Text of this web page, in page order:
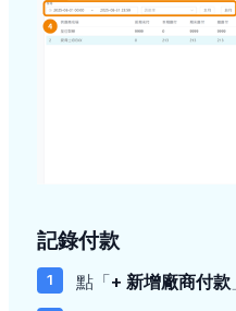
記錄付款
點「+ 新增廠商付款